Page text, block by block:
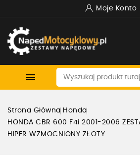
Moje Konto

Strona Główna Honda
HONDA CBR 600 F4i 2001-2006
HIPER WZMOCNIONY ZŁOTY